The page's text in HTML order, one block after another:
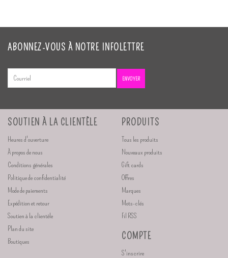
ABONNEZ-VOUS À NOTRE INFOLETTRE
ENVOYER
SOUTIEN À LA CLIENTÈLE
Heures d'ouverture
À propos de nous
Conditions générales
Politique de confidentialité
Mode de paiements
Expédition et retour
Soutien à la clientèle
Plan du site
Boutiques
PRODUITS
Tous les produits
Nouveaux produits
Gift cards
Offres
Marques
Mots-clés
Fil RSS
COMPTE
S'inscrire